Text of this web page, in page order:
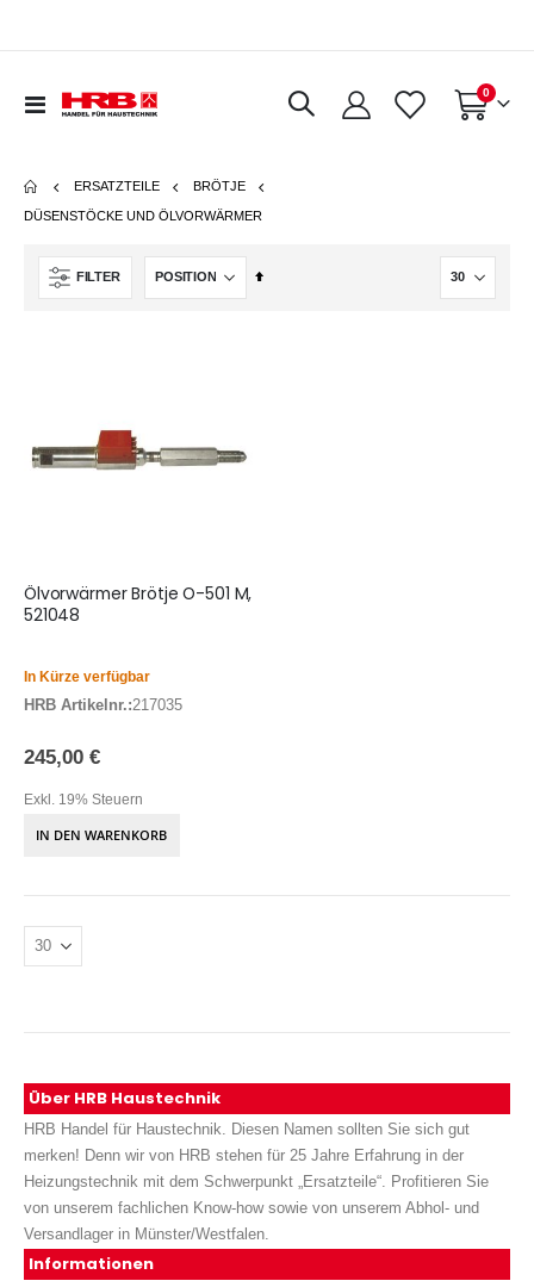
Navigation
Warenkorb
0Artikel
ERSATZTEILE BRÖTJE
DÜSENSTÖCKE UND ÖLVORWÄRMER
FILTER
In
Ölvorwärmer Brötje O-501 M,
521048
In Kürze verfügbar
HRB Artikelnr.:217035
245,00 €
Exkl. 19% Steuern
IN DEN WARENKORB
Über HRB Haustechnik
HRB Handel für Haustechnik. Diesen Namen sollten Sie sich gut
merken! Denn wir von HRB stehen für 25 Jahre Erfahrung in der
Heizungstechnik mit dem Schwerpunkt „Ersatzteile“. Profitieren Sie
von unserem fachlichen Know-how sowie von unserem Abhol- und
Versandlager in Münster/Westfalen.
Informationen